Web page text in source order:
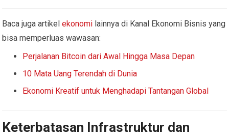
Baca juga artikelekonomi lainnya di Kanal Ekonomi Bisnis yang
bisa memperluas wawasan:
Perjalanan Bitcoin dari Awal Hingga Masa Depan
10 Mata Uang Terendah di Dunia
Ekonomi Kreatif untuk Menghadapi Tantangan Global
Keterbatasan Infrastruktur dan